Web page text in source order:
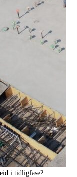
i tidligfase?